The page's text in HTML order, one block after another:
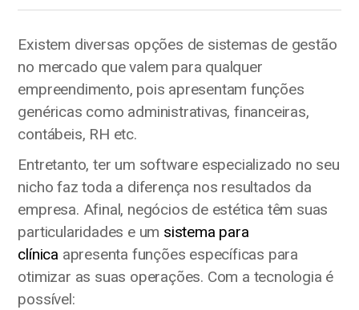
Existem diversas opções de sistemas de gestão
no mercado que valem para qualquer
empreendimento, pois apresentam funções
genéricas como administrativas, financeiras,
contábeis, RH etc.
Entretanto, ter um software especializado no seu
nicho faz toda a diferença nos resultados da
empresa. Afinal, negócios de estética têm suas
particularidades e um sistema para
clínica apresenta funções específicas para
otimizar as suas operações. Com a tecnologia é
possível: